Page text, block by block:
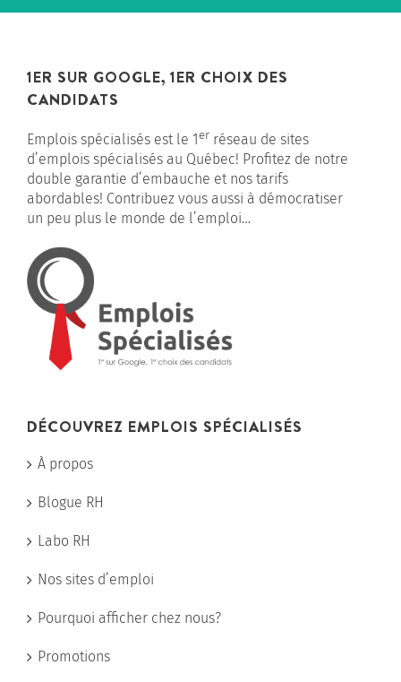
1ER SUR GOOGLE, 1ER CHOIX DES
CANDIDATS
Emplois spécialisés est le 1er réseau de sites
d’emplois spécialisés au Québec! Profitez de notre
double garantie d’embauche et nos tarifs
abordables! Contribuez vous aussi à démocratiser
un peu plus le monde de l’emploi…
DÉCOUVREZ EMPLOIS SPÉCIALISÉS
À propos
Blogue RH
Labo RH
Nos sites d’emploi
Pourquoi afficher chez nous?
Promotions